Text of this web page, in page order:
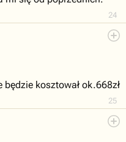
24
25
kosztował ok.668zł